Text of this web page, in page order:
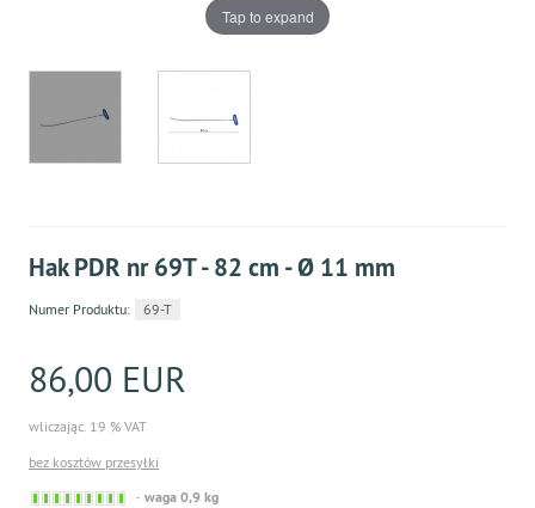
Tap to expand
Hak PDR nr 69T - 82 cm - Ø 11 mm
Numer Produktu: 69-T
86,00 EUR
wliczając. 19 % VAT
bez kosztów przesyłki
Sofort
waga 0,9 kg